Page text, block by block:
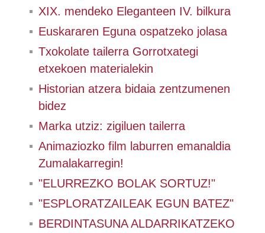
XIX. mendeko Eleganteen IV. bilkura
Euskararen Eguna ospatzeko jolasa
Txokolate tailerra Gorrotxategi
etxekoen materialekin
Historian atzera bidaia zentzumenen
bidez
Marka utziz: zigiluen tailerra
Animaziozko film laburren emanaldia
Zumalakarregin!
"ELURREZKO BOLAK SORTUZ!"
"ESPLORATZAILEAK EGUN BATEZ"
BERDINTASUNA ALDARRIKATZEKO